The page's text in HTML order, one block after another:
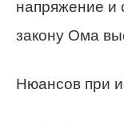
напряжение и
закону Ома
Нюансов при